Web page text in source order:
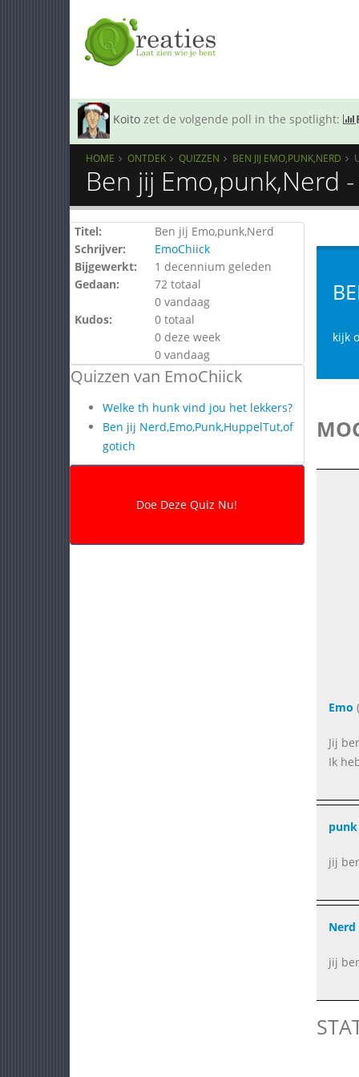
Koito zet de volgende poll in the spotlight:
HOME ONTDEK QUIZZEN BEN JIJ EMO,PUNK,NERD
Ben jij Emo,punk,Nerd
Titel:
Ben jij Emo,punk,Nerd
Schrijver:
EmoChiick
Bijgewerkt:
1 decennium geleden
Gedaan:
72 totaal
0 vandaag
Kudos:
0 totaal
0 deze week
0 vandaag
Quizzen van EmoChiick
Welke th hunk vind jou het lekkers?
Ben jij Nerd,Emo,Punk,HuppelTut,of
gotich
kijk
Emo
Jij
Ik
punk
jij
Nerd
jij